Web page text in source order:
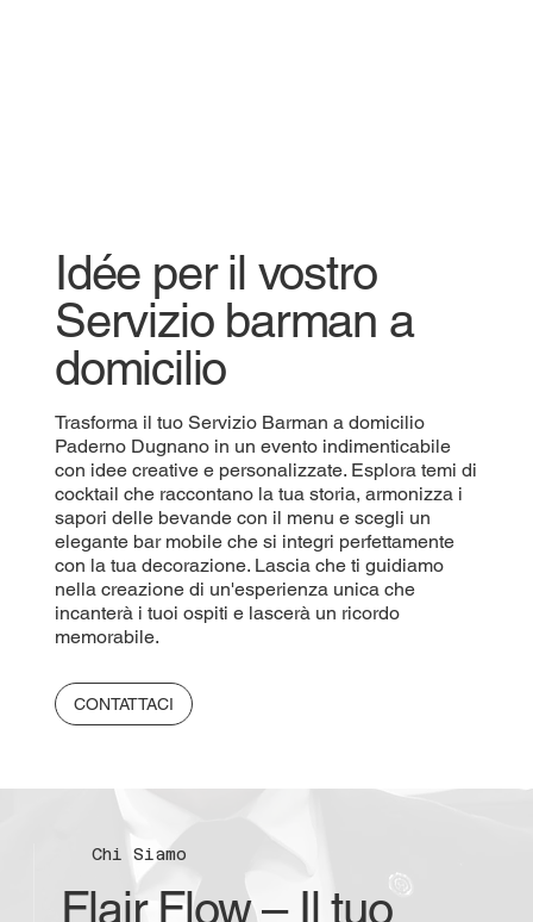
Idée per il vostro
Servizio barman a
domicilio
Trasforma il tuo Servizio Barman a domicilio
Paderno Dugnano in un evento indimenticabile
con idee creative e personalizzate. Esplora temi di
cocktail che raccontano la tua storia, armonizza i
sapori delle bevande con il menu e scegli un
elegante bar mobile che si integri perfettamente
con la tua decorazione. Lascia che ti guidiamo
nella creazione di un'esperienza unica che
incanterà i tuoi ospiti e lascerà un ricordo
memorabile.
CONTATTACI
Chi Siamo
Flair Flow – Il tuo